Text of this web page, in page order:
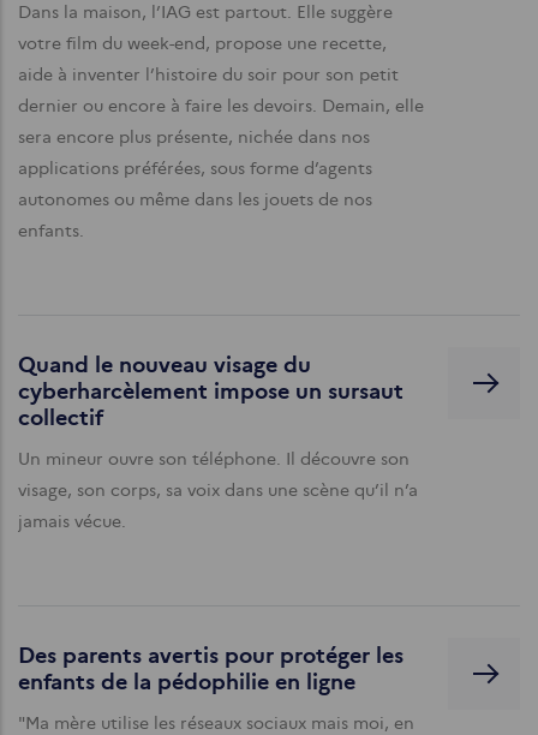
Dans la maison, l’IAG est partout. Elle suggère
votre film du week-end, propose une recette,
aide à inventer l’histoire du soir pour son petit
dernier ou encore à faire les devoirs. Demain, elle
sera encore plus présente, nichée dans nos
applications préférées, sous forme d’agents
autonomes ou même dans les jouets de nos
enfants.
Quand le nouveau visage du
cyberharcèlement impose un sursaut
collectif
Un mineur ouvre son téléphone. Il découvre son
visage, son corps, sa voix dans une scène qu’il n’a
jamais vécue.
Des parents avertis pour protéger les
enfants de la pédophilie en ligne
"Ma mère utilise les réseaux sociaux mais moi, en